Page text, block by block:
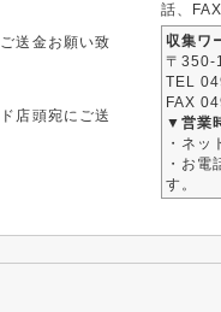
送金お願い致
店頭宛にご送
話、
収集ワ
〒350-
TEL
FAX
▼営業
・ネッ
・お
す。